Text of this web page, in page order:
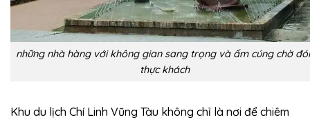
những nhà hàng với không gian sang trọng và ấm cúng chờ
thực khách
Khu du lịch Chí Linh Vũng Tàu không chỉ là nơi để chiêm